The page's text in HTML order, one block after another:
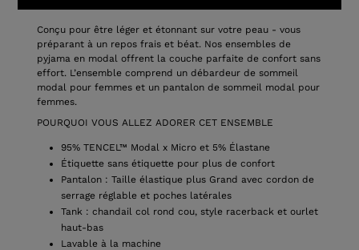
Conçu pour être léger et étonnant sur votre peau - vous
préparant à un repos frais et béat. Nos ensembles de
pyjama en modal offrent la couche parfaite de confort sans
effort. L’ensemble comprend un débardeur de sommeil
modal pour femmes et un pantalon de sommeil modal pour
femmes.
POURQUOI VOUS ALLEZ ADORER CET ENSEMBLE
95% TENCEL™ Modal x Micro et 5% Élastane
Étiquette sans étiquette pour plus de confort
Pantalon : Taille élastique plus Grand avec cordon de
serrage réglable et poches latérales
Tank : chandail col rond cou, style racerback et ourlet
haut-bas
Lavable à la machine